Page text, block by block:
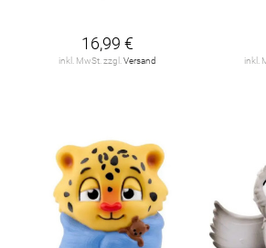
16,99 €
inkl. MwSt. zzgl. Versand inkl.